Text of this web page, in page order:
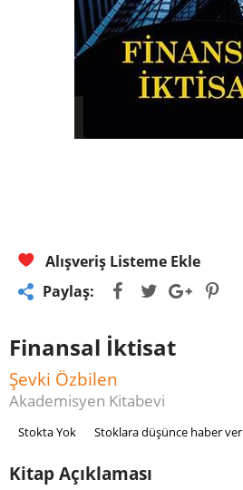
Alışveriş Listeme Ekle
Paylaş:
Finansal İktisat
Şevki Özbilen
Akademisyen Kitabevi
Stokta Yok Stoklara düşünce haber ver
Kitap Açıklaması